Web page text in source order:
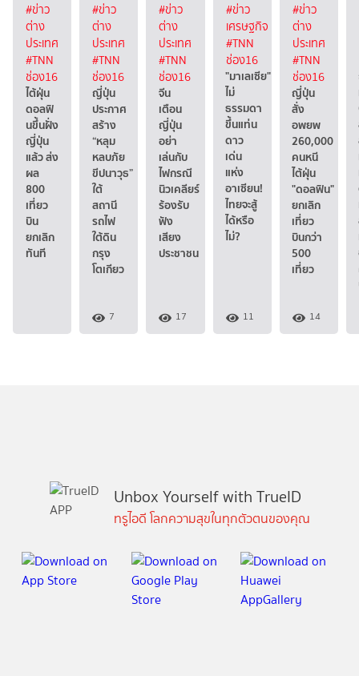
#ข่าว
ต่าง
ประเทศ
#TNN
ช่อง16
ไต้ฝุ่น
ดอลฟิ
นขึ้นฝั่ง
ญี่ปุ่น
แล้ว ส่ง
ผล
800
เที่ยว
บิน
ยกเลิก
ทันที
#ข่าว
ต่าง
ประเทศ
#TNN
ช่อง16
ญี่ปุ่น
ประกาศ
สร้าง
“หลุม
หลบภัย
ขีปนาวุธ”
ใต้
สถานี
รถไฟ
ใต้ดิน
กรุง
โตเกียว
7
#ข่าว
ต่าง
ประเทศ
#TNN
ช่อง16
จีน
เตือน
ญี่ปุ่น
อย่า
เล่นกับ
ไฟกรณี
นิวเคลียร์
ร้องรับ
ฟัง
เสียง
ประชาชน
17
#ข่าว
เศรษฐกิจ
#TNN
ช่อง16
"มาเลเซีย"
ไม่
ธรรมดา
ขึ้นแท่น
ดาว
เด่น
แห่ง
อาเซียน!
ไทยจะสู้
ได้หรือ
ไม่?
11
#ข่าว
ต่าง
ประเทศ
#TNN
ช่อง16
ญี่ปุ่น
สั่ง
อพยพ
260,000
คนหนี
ไต้ฝุ่น
"ดอลฟิน"
ยกเลิก
เที่ยว
บินกว่า
500
เที่ยว
14
Unbox Yourself with TrueID
ทรูไอดี โลกความสุขในทุกตัวตนของคุณ